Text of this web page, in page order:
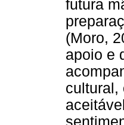
futura
(Moro,
apoio e
cultural,